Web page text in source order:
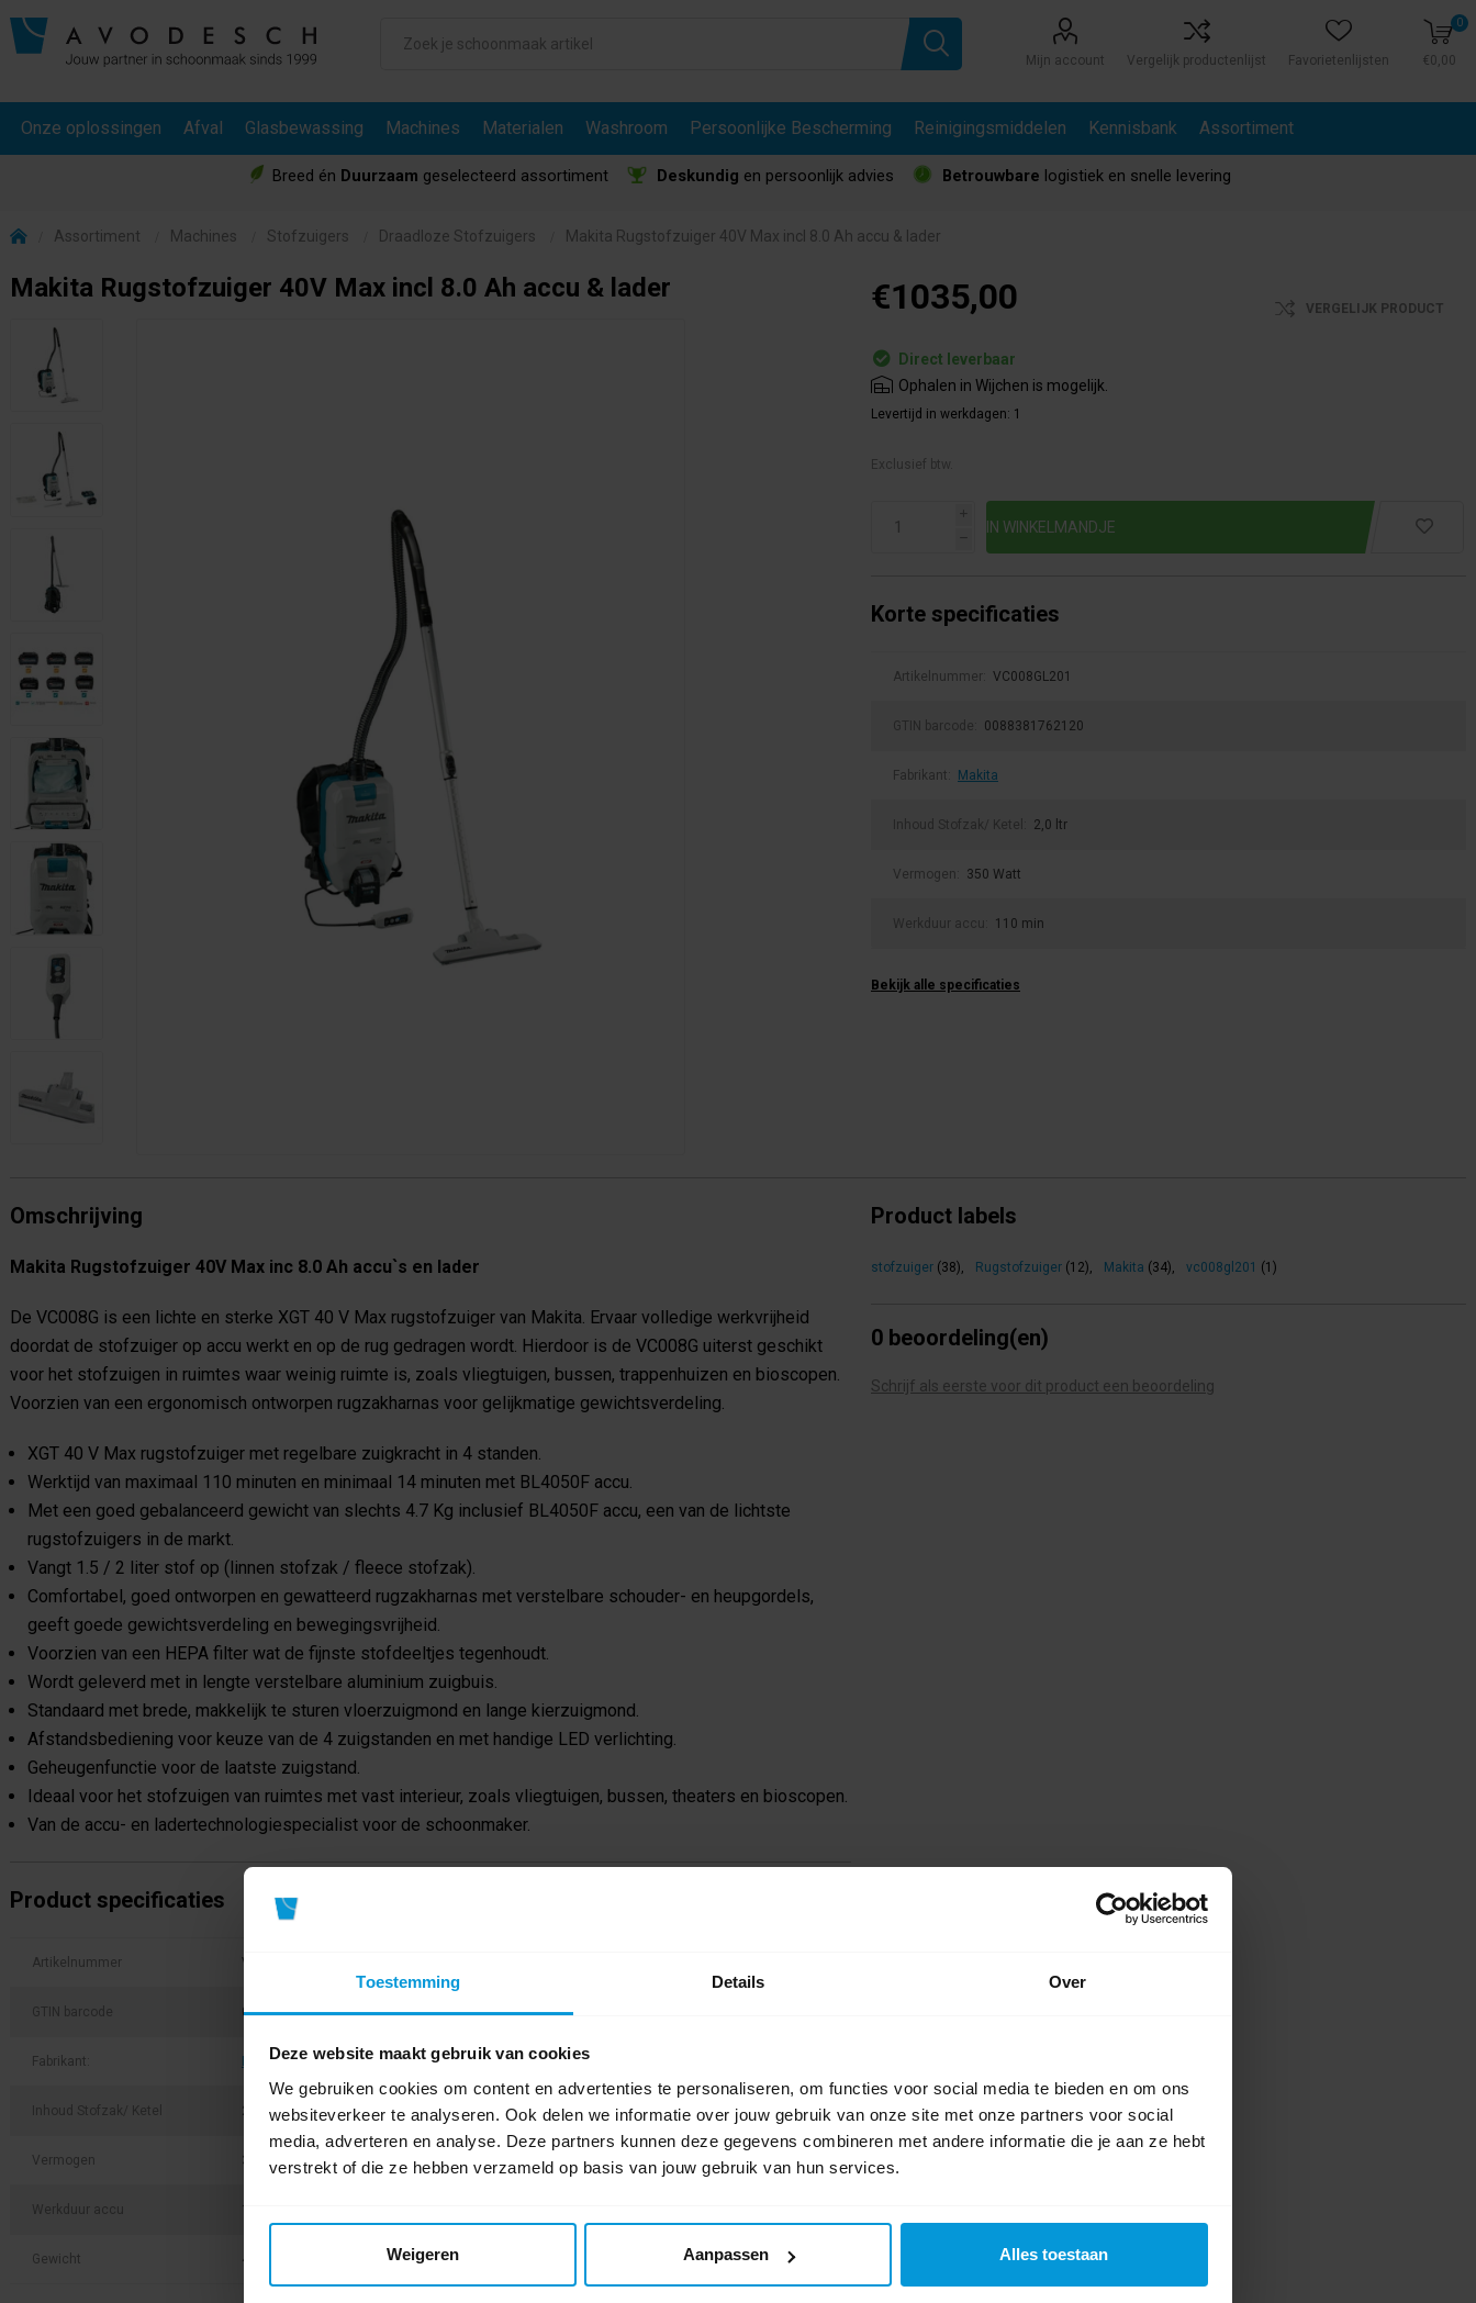
Toestemming Details Over
Deze website maakt gebruik van cookies
We gebruiken cookies om content en advertenties te personaliseren, om functies voor social media te bieden en om ons
websiteverkeer te analyseren. Ook delen we informatie over jouw gebruik van onze site met onze partners voor social
media, adverteren en analyse. Deze partners kunnen deze gegevens combineren met andere informatie die je aan ze hebt
verstrekt of die ze hebben verzameld op basis van jouw gebruik van hun services.
Weigeren Aanpassen Alles toestaan
Mijn account Vergelijk productenlijst Favorietenlijsten
0
€0,00
Onze oplossingen Afval Glasbewassing Machines Materialen Washroom Persoonlijke Bescherming Reinigingsmiddelen Kennisbank Assortiment
Breed én Duurzaam geselecteerd assortiment Deskundig en persoonlijk advies Betrouwbare logistiek en snelle levering
Assortiment Machines Stofzuigers Draadloze Stofzuigers Makita Rugstofzuiger 40V Max incl 8.0 Ah accu & lader
Makita Rugstofzuiger 40V Max incl 8.0 Ah accu & lader €1035,00 VERGELIJK PRODUCT
Direct leverbaar
Ophalen in Wijchen is mogelijk.
Levertijd in werkdagen: 1
Exclusief btw.
i
h
Korte specificaties
Artikelnummer: VC008GL201
GTIN barcode: 0088381762120
Fabrikant: Makita
Inhoud Stofzak/ Ketel: 2,0 ltr
Vermogen: 350 Watt
Werkduur accu: 110 min
Bekijk alle specificaties
Omschrijving
Makita Rugstofzuiger 40V Max inc 8.0 Ah accu`s en lader
De VC008G is een lichte en sterke XGT 40 V Max rugstofzuiger van Makita. Ervaar volledige werkvrijheid
doordat de stofzuiger op accu werkt en op de rug gedragen wordt. Hierdoor is de VC008G uiterst geschikt
voor het stofzuigen in ruimtes waar weinig ruimte is, zoals vliegtuigen, bussen, trappenhuizen en bioscopen.
Voorzien van een ergonomisch ontworpen rugzakharnas voor gelijkmatige gewichtsverdeling.
XGT 40 V Max rugstofzuiger met regelbare zuigkracht in 4 standen.
Werktijd van maximaal 110 minuten en minimaal 14 minuten met BL4050F accu.
Met een goed gebalanceerd gewicht van slechts 4.7 Kg inclusief BL4050F accu, een van de lichtste
rugstofzuigers in de markt.
Vangt 1.5 / 2 liter stof op (linnen stofzak / fleece stofzak).
Comfortabel, goed ontworpen en gewatteerd rugzakharnas met verstelbare schouder- en heupgordels,
geeft goede gewichtsverdeling en bewegingsvrijheid.
Voorzien van een HEPA filter wat de fijnste stofdeeltjes tegenhoudt.
Wordt geleverd met in lengte verstelbare aluminium zuigbuis.
Standaard met brede, makkelijk te sturen vloerzuigmond en lange kierzuigmond.
Afstandsbediening voor keuze van de 4 zuigstanden en met handige LED verlichting.
Geheugenfunctie voor de laatste zuigstand.
Ideaal voor het stofzuigen van ruimtes met vast interieur, zoals vliegtuigen, bussen, theaters en bioscopen.
Van de accu- en ladertechnologiespecialist voor de schoonmaker.
Product specificaties
Artikelnummer VC008GL201
GTIN barcode 0088381762120
Fabrikant: Makita
Inhoud Stofzak/ Ketel 2,0 ltr
Vermogen 350 Watt
Werkduur accu 110 min
Gewicht 4,1 kg
Product labels
stofzuiger (38), Rugstofzuiger (12), Makita (34), vc008gl201 (1)
0 beoordeling(en)
Schrijf als eerste voor dit product een beoordeling